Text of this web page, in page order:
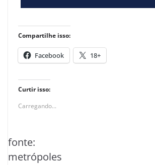
Compartilhe isso:
Facebook 18+
Curtir isso:
Carregando...
fonte:
metrópoles